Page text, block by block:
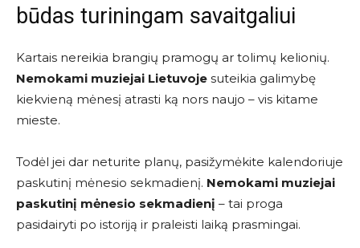
būdas turiningam savaitgaliui
Kartais nereikia brangių pramogų ar tolimų kelionių.
Nemokami muziejai Lietuvoje suteikia galimybę
kiekvieną mėnesį atrasti ką nors naujo – vis kitame
mieste.
Todėl jei dar neturite planų, pasižymėkite kalendoriuje
paskutinį mėnesio sekmadienį. Nemokami muziejai
paskutinį mėnesio sekmadienį – tai proga
pasidairyti po istoriją ir praleisti laiką prasmingai.